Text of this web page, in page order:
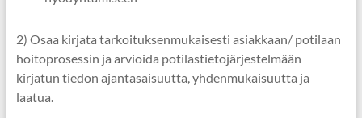
2) Osaa kirjata tarkoituksenmukaisesti asiakkaan/ potilaan
hoitoprosessin ja arvioida potilastietojärjestelmään
kirjatun tiedon ajantasaisuutta, yhdenmukaisuutta ja
laatua.